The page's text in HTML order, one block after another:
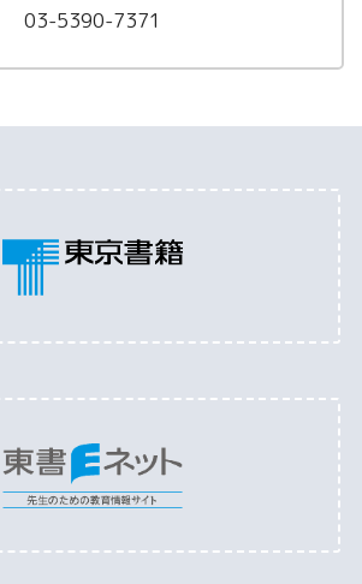
03-5390-7371